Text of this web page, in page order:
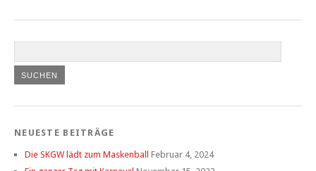
NEUESTE BEITRÄGE
Die SKGW lädt zum Maskenball
Februar 4, 2024